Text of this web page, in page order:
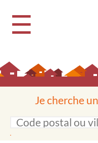
☰
Je cherche